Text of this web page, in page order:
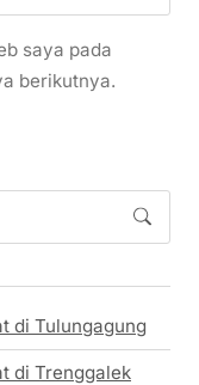
saya pada
berikutnya.
di Tulungagung
di Trenggalek